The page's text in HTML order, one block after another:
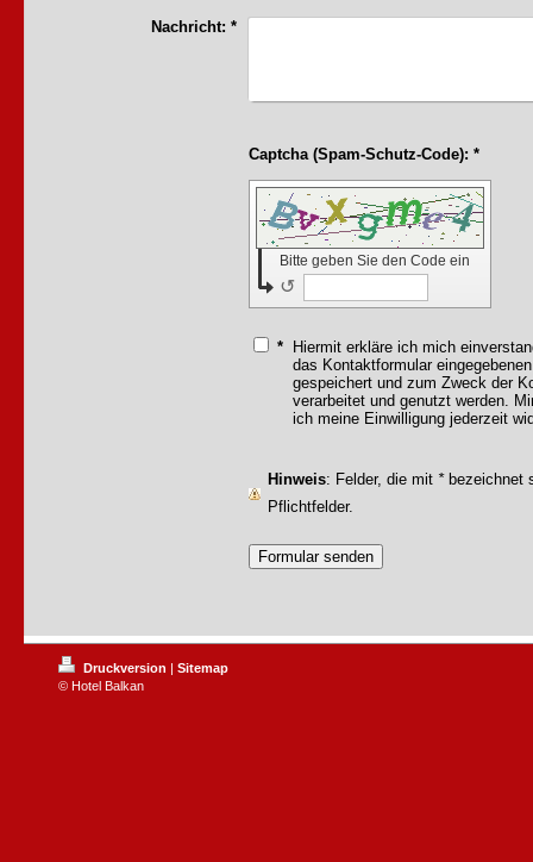
Nachricht: *
Captcha (Spam-Schutz-Code): *
Bitte geben Sie den Code ein
↺
* Hiermit erkläre ich mich
das Kontaktformular
gespeichert und zum Zweck der
verarbeitet und genutzt werden.
ich meine Einwilligung jederzeit
Hinweis : Felder, die mit *bezeichnet
Pflichtfelder.
Druckversion | Sitemap
© Hotel Balkan